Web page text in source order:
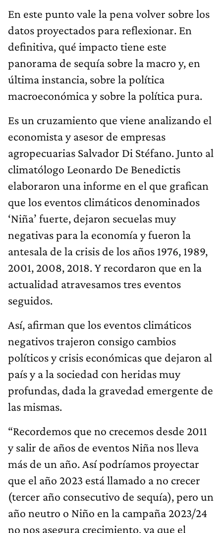
En este punto vale la pena volver sobre los
datos proyectados para reflexionar. En
definitiva, qué impacto tiene este
panorama de sequía sobre la macro y, en
última instancia, sobre la política
macroeconómica y sobre la política pura.
Es un cruzamiento que viene analizando el
economista y asesor de empresas
agropecuarias Salvador Di Stéfano. Junto al
climatólogo Leonardo De Benedictis
elaboraron una informe en el que grafican
que los eventos climáticos denominados
‘Niña’ fuerte, dejaron secuelas muy
negativas para la economía y fueron la
antesala de la crisis de los años 1976, 1989,
2001, 2008, 2018. Y recordaron que en la
actualidad atravesamos tres eventos
seguidos.
Así, afirman que los eventos climáticos
negativos trajeron consigo cambios
políticos y crisis económicas que dejaron al
país y a la sociedad con heridas muy
profundas, dada la gravedad emergente de
las mismas.
“Recordemos que no crecemos desde 2011
y salir de años de eventos Niña nos lleva
más de un año. Así podríamos proyectar
que el año 2023 está llamado a no crecer
(tercer año consecutivo de sequía), pero un
año neutro o Niño en la campaña 2023/24
no nos asegura crecimiento, ya que el